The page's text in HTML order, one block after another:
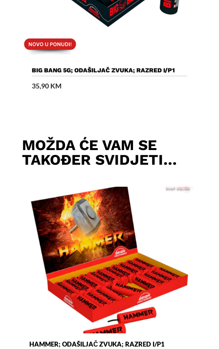
Dodaj U Košaricu
BIG BANG 5G; ODAŠILJAČ ZVUKA; RAZRED I/P1
35,90 KM
MOŽDA ĆE VAM SE
TAKOĐER SVIDJETI…
HAMMER; ODAŠILJAČ ZVUKA; RAZRED I/P1